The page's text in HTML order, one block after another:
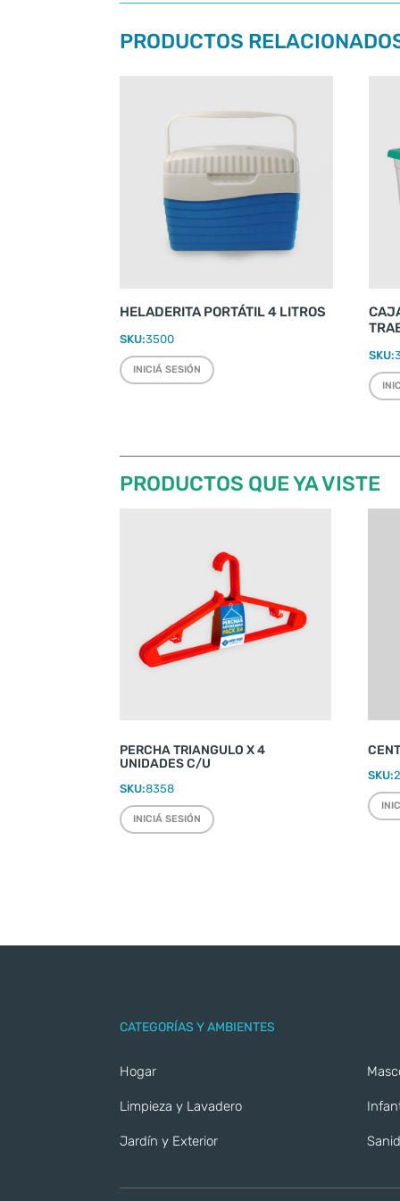
PRODUCTOS
HELADERITA PORTÁTIL 4 LITROS
SKU:3500
INICIÁ SESIÓN
SKU:
PRODUCTOS QUE YA VISTE
PERCHA TRIANGULO X 4
UNIDADES C/U
SKU:8358
INICIÁ SESIÓN
SKU:
CATEGORÍAS Y AMBIENTES
Hogar
Limpieza y Lavadero
Jardín y Exterior